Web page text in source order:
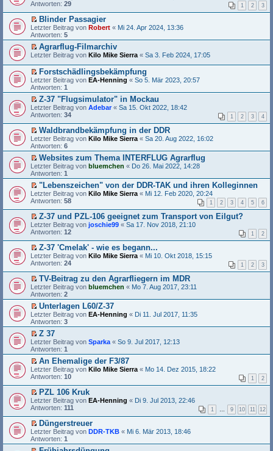
u
n
g
e
l
e
s
e
n
e
r
B
e
t
r
a
g
r
e
r
u
n
g
l
e
s
e
n
e
r
B
e
t
r
a
g
Antworten: 29 1 2 3
E
r
s
e
u
n
g
e
e
s
n
e
r
B
e
i
t
r
g
Blinder Passagier
Letzter Beitrag von Robert « Mi 24. Apr 2024, 13:36
Antworten: 5
E
s
e
r
u
n
g
e
l
e
s
e
n
e
r
B
e
i
t
a
g
Agrarflug-Filmarchiv
Letzter Beitrag von Kilo Mike Sierra « Sa 3. Feb 2024, 17:05
E
r
s
e
r
u
n
g
e
l
e
s
e
n
r
B
e
t
r
a
g
Forstschädlingsbekämpfung
Letzter Beitrag von EA-Henning « So 5. Mär 2023, 20:57
Antworten: 1
E
r
e
r
u
n
g
e
l
e
s
e
n
e
r
B
r
a
g
Z-37 "Flugsimulator" in Mockau
Letzter Beitrag von Adebar « Sa 15. Okt 2022, 18:42
Antworten: 34 1 2 3 4
E
r
s
e
r
u
g
e
l
e
s
e
n
e
r
B
r
a
g
Waldbrandbekämpfung in der DDR
Letzter Beitrag von Kilo Mike Sierra « Sa 20. Aug 2022, 16:02
Antworten: 6
E
r
s
e
r
u
n
g
e
e
s
e
n
e
B
e
r
a
g
Websites zum Thema INTERFLUG Agrarflug
Letzter Beitrag von bluemchen « Do 26. Mai 2022, 14:28
Antworten: 1
E
r
e
r
u
n
g
e
l
e
e
n
e
r
B
e
r
a
g
"Lebenszeichen" von der DDR-TAK und ihren Kolleginnen
Letzter Beitrag von Kilo Mike Sierra « Mi 12. Feb 2020, 20:24
Antworten: 58 1 2 3 4 5 6
E
r
e
r
u
n
e
l
e
s
e
n
e
r
B
e
t
r
a
g
Z-37 und PZL-106 geeignet zum Transport von Eilgut?
Letzter Beitrag von joschie99 « Sa 17. Nov 2018, 21:10
Antworten: 12 1 2
E
r
r
u
n
g
e
l
e
s
e
n
e
r
B
e
t
r
a
g
Z-37 'Cmelak' - wie es begann...
Letzter Beitrag von Kilo Mike Sierra « Mi 10. Okt 2018, 15:15
Antworten: 24 1 2 3
E
r
s
e
r
u
n
g
e
e
s
e
n
e
r
B
e
t
r
a
TV-Beitrag zu den Agrarfliegern im MDR
Letzter Beitrag von bluemchen « Mo 7. Aug 2017, 23:11
Antworten: 2
E
r
s
e
r
u
n
g
e
l
e
s
e
n
e
r
B
e
Unterlagen L60/Z-37
Letzter Beitrag von EA-Henning « Di 11. Jul 2017, 11:35
Antworten: 3
E
r
s
e
r
u
n
g
e
e
s
e
n
Z 37
Letzter Beitrag von Sparka « So 9. Jul 2017, 12:13
Antworten: 1
E
r
e
r
u
n
g
e
l
e
An Ehemalige der F3/87
Letzter Beitrag von Kilo Mike Sierra « Mo 14. Dez 2015, 18:22
Antworten: 10 1 2
E
r
e
r
u
PZL 106 Kruk
Letzter Beitrag von EA-Henning « Di 9. Jul 2013, 22:46
Antworten: 111 1 … 9 10 11 12
E
r
s
Düngerstreuer
Letzter Beitrag von DDR-TKB « Mi 6. Mär 2013, 18:46
Antworten: 1